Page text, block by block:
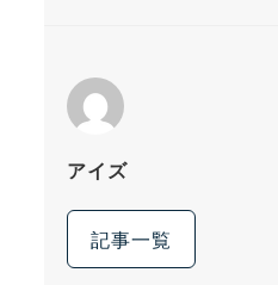
アイズ
記事一覧